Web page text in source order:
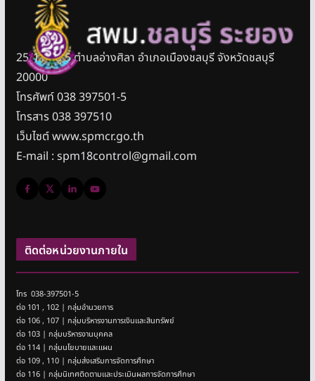
25/11 หมู่ 5 ตำบลอ่างศิลา อำเภอเมืองชลบุรี จังหวัดชลบุรี
20000
โทรศัพท์ 038 397501-5
โทรสาร 038 397510
เว็บไซต์ www.spmcr.go.th
E-mail : spm18control@gmail.com
ติดต่อหน่วยงานภายใน
โทร 038-397501-5
ต่อ 101 , 102 | กลุ่มอำนวยการ
ต่อ 106 , 107 | กลุ่มบริหารงานการเงินและสินทรัพย์
ต่อ 103 | กลุ่มบริหารงานบุคคล
ต่อ 114 | กลุ่มนโยบายและแผน
ต่อ 109 , 110 | กลุ่มส่งเสริมการจัดการศึกษา
ต่อ 116 | กลุ่มนิเทศติดตามและประเมินผลการจัดการศึกษา